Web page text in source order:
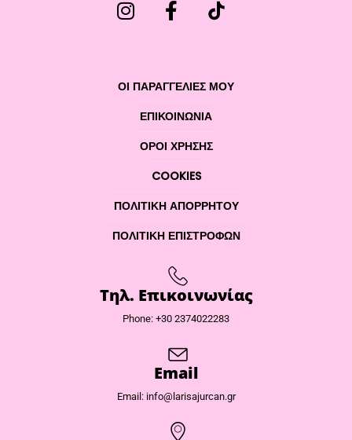
ΟΙ ΠΑΡΑΓΓΕΛΙΕΣ ΜΟΥ
ΕΠΙΚΟΙΝΩΝΊΑ
ΌΡΟΙ ΧΡΉΣΗΣ
COOKIES
ΠΟΛΙΤΙΚΉ ΑΠΟΡΡΉΤΟΥ
ΠΟΛΙΤΙΚΉ ΕΠΙΣΤΡΟΦΏΝ
Τηλ. Επικοινωνίας
Phone: +30 2374022283
Email
Email: info@larisajurcan.gr